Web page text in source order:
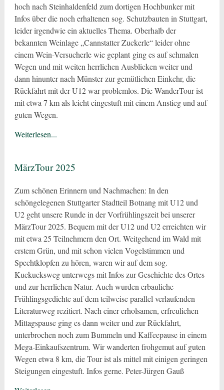
hoch nach Steinhaldenfeld zum dortigen Hochbunker mit
Infos über die noch erhaltenen sog. Schutzbauten in Stuttgart,
leider irgendwie ein aktuelles Thema. Oberhalb der
bekannten Weinlage „Cannstatter Zuckerle“ leider ohne
einem Wein-Versucherle wie geplant ging es auf schmalen
Wegen und mit weiten herrlichen Ausblicken weiter und
dann hinunter nach Münster zur gemütlichen Einkehr, die
Rückfahrt mit der U12 war problemlos. Die WanderTour ist
mit etwa 7 km als leicht eingestuft mit einem Anstieg und auf
guten Wegen.
Weiterlesen...
MärzTour 2025
Zum schönen Erinnern und Nachmachen: In den
schöngelegenen Stuttgarter Stadtteil Botnang mit U12 und
U2 geht unsere Runde in der Vorfrühlingszeit bei unserer
MärzTour 2025. Bequem mit der U12 und U2 erreichten wir
mit etwa 25 Teilnehmern den Ort. Weitgehend im Wald mit
erstem Grün, und mit schon vielen Vogelstimmen und
Spechtklopfen zu hören, waren wir auf dem sog.
Kuckucksweg unterwegs mit Infos zur Geschichte des Ortes
und zur herrlichen Natur. Auch wurden erbauliche
Frühlingsgedichte auf dem teilweise parallel verlaufenden
Literaturweg rezitiert. Nach einer erholsamen, erfreulichen
Mittagspause ging es dann weiter und zur Rückfahrt,
unterbrochen noch zum Bummeln und Kaffeepause in einem
Mega-Einkaufszentrum. Wir wanderten frohgemut auf guten
Wegen etwa 8 km, die Tour ist als mittel mit einigen geringen
Steigungen eingestuft. Infos gerne. Peter-Jürgen Gauß